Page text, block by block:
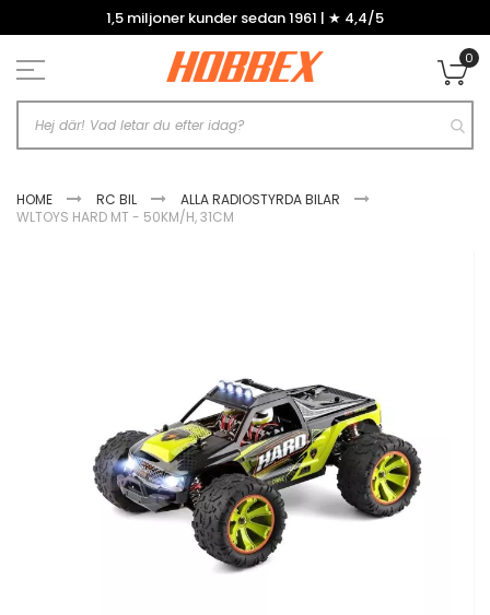
Hoppa
1,5 miljoner kunder sedan 1961 | ★ 4,4/5
0
HOME RC BIL
ALLA RADIOSTYRDA BILAR
WLTOYS HARD MT - 50KM/H, 31CM